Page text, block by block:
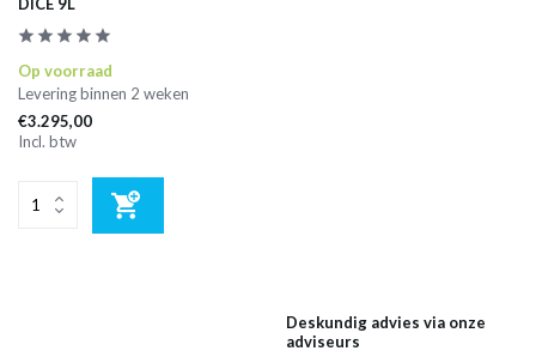
Op voorraad
Levering binnen 2 weken
€3.295,00
Incl. btw
Deskundig advies via onze
adviseurs